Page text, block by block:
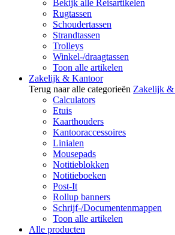
Bekijk alle Reisartikelen
Rugtassen
Schoudertassen
Strandtassen
Trolleys
Winkel-/draagtassen
Toon alle artikelen
Zakelijk & Kantoor
Terug naar alle categorieën Zakelijk
Calculators
Etuis
Kaarthouders
Kantooraccessoires
Linialen
Mousepads
Notitieblokken
Notitieboeken
Post-It
Rollup banners
Schrijf-/Documentenmappen
Toon alle artikelen
Alle producten